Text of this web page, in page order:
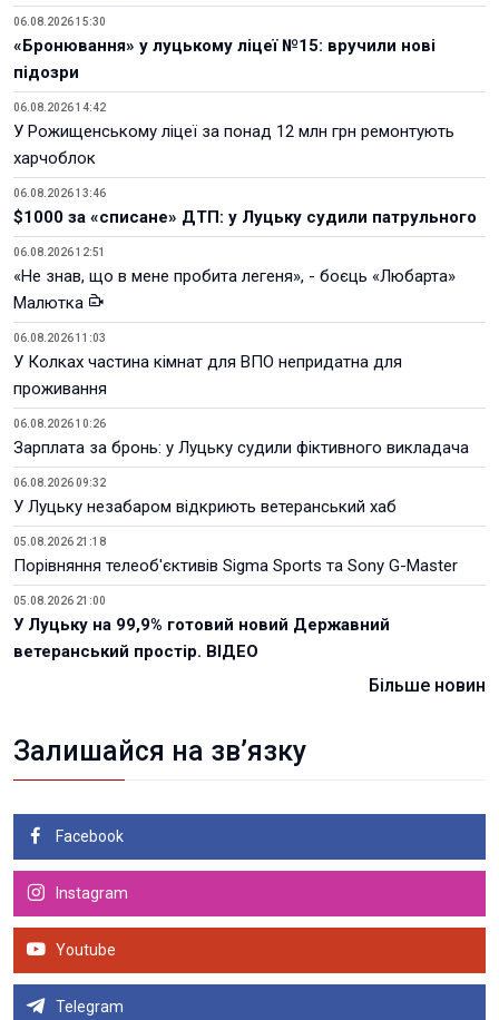
06.08.2026 15:30
«Бронювання» у луцькому ліцеї №15: вручили нові
підозри
06.08.2026 14:42
У Рожищенському ліцеї за понад 12 млн грн ремонтують
харчоблок
06.08.2026 13:46
$1000 за «списане» ДТП: у Луцьку судили патрульного
06.08.2026 12:51
«Не знав, що в мене пробита легеня», - боєць «Любарта»
Малютка
06.08.2026 11:03
У Колках частина кімнат для ВПО непридатна для
проживання
06.08.2026 10:26
Зарплата за бронь: у Луцьку судили фіктивного викладача
06.08.2026 09:32
У Луцьку незабаром відкриють ветеранський хаб
05.08.2026 21:18
Порівняння телеоб'єктивів Sigma Sports та Sony G-Master
05.08.2026 21:00
У Луцьку на 99,9% готовий новий Державний
ветеранський простір. ВІДЕО
Більше новин
Залишайся на зв’язку
Facebook
Instagram
Youtube
Telegram